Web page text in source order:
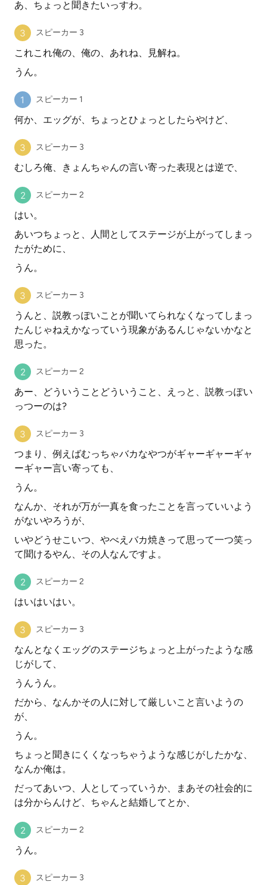
あ、ちょっと聞きたいっすわ。
スピーカー 3
これこれ俺の、俺の、あれね、見解ね。
うん。
スピーカー 1
何か、エッグが、ちょっとひょっとしたらやけど、
スピーカー 3
むしろ俺、きょんちゃんの言い寄った表現とは逆で、
スピーカー 2
はい。
あいつちょっと、人間としてステージが上がってしまっ
たがために、
うん。
スピーカー 3
うんと、説教っぽいことが聞いてられなくなってしまっ
たんじゃねえかなっていう現象があるんじゃないかなと
思った。
スピーカー 2
あー、どういうことどういうこと、えっと、説教っぽい
っつーのは?
スピーカー 3
つまり、例えばむっちゃバカなやつがギャーギャーギャ
ーギャー言い寄っても、
うん。
なんか、それが万が一真を食ったことを言っていいよう
がないやろうが、
いやどうせこいつ、やべえバカ焼きって思って一つ笑っ
て聞けるやん、その人なんですよ。
スピーカー 2
はいはいはい。
スピーカー 3
なんとなくエッグのステージちょっと上がったような感
じがして、
うんうん。
だから、なんかその人に対して厳しいこと言いようの
が、
うん。
ちょっと聞きにくくなっちゃうような感じがしたかな、
なんか俺は。
だってあいつ、人としてっていうか、まあその社会的に
は分からんけど、ちゃんと結婚してとか、
スピーカー 2
うん。
スピーカー 3